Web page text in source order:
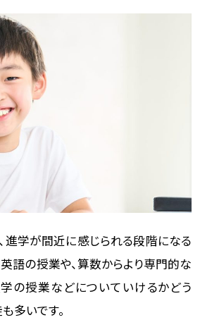
進学が間近に感じられる段階になる
語の授業や、算数からより専門的な
の授業などについていけるかどう
多いです。